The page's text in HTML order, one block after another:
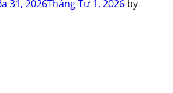
31, 2026Tháng Tư 1, 2026 by